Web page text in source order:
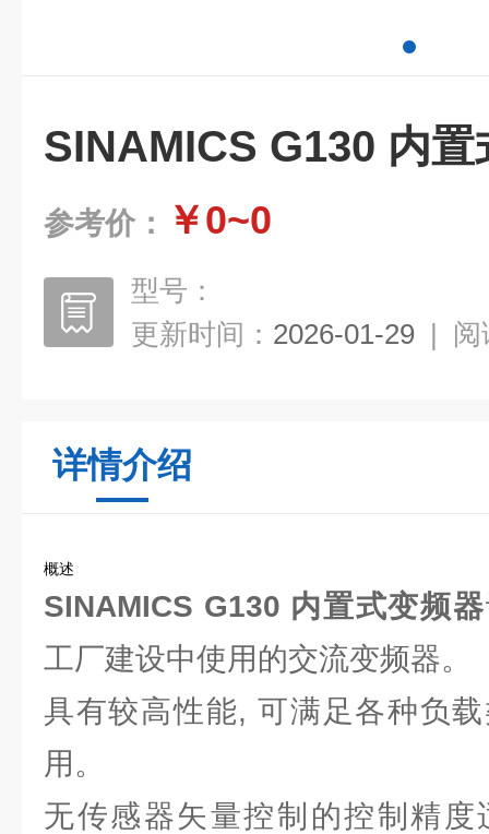
SINAMICS G130 内置
参考价： ￥0~0
型号：
更新时间： 2026-01-29 | 阅
详情介绍
概述
SINAMICS G130 内置式变频器
工厂建设中使用的交流变频器。
具有较高性能, 可满足各种负
用。
无传感器矢量控制的控制精